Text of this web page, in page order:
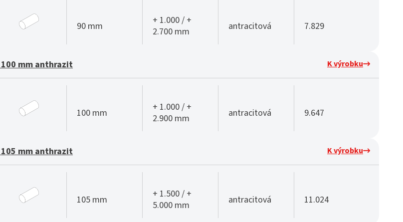
90 mm
+ 1.000 / +
2.700 mm
antracitová 7.829
100 mm anthrazit K výrobku
100 mm
+ 1.000 / +
2.900 mm
antracitová 9.647
105 mm anthrazit K výrobku
105 mm
+ 1.500 / +
5.000 mm
antracitová 11.024